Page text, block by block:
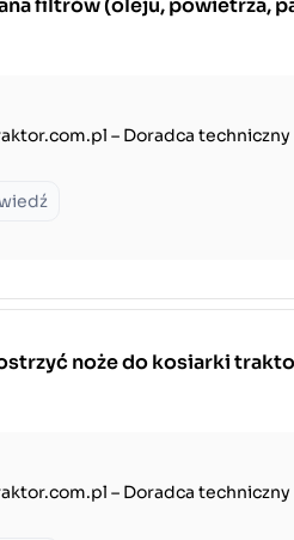
filtrów (oleju, powietrza,
– Doradca techniczny
noże do kosiarki
– Doradca techniczny